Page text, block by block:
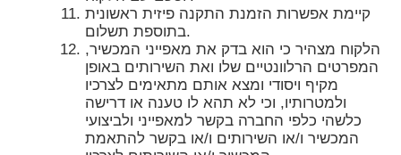
קיימת אפשרות הזמנת התקנה פיזית ראשונית
בתוספת תשלום.
הלקוח מצהיר כי הוא בדק את מאפייני המכשיר,
המפרטים הרלוונטיים שלו ואת השירותים באופן
מקיף ויסודי ומצא אותם מתאימים לצרכיו
ולמטרותיו, וכי לא תהא לו טענה או דרישה
כלשהי כלפי החברה בקשר למאפייני ולביצועי
המכשיר ו/או השירותים ו/או בקשר להתאמת